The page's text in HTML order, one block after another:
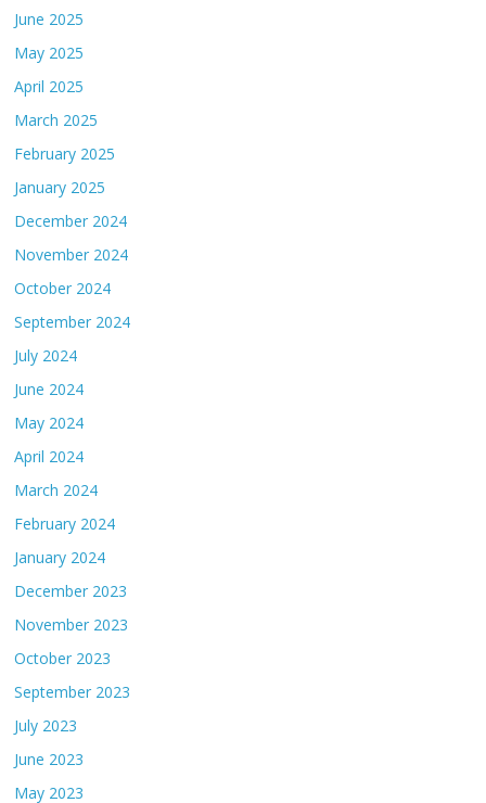
June 2025
May 2025
April 2025
March 2025
February 2025
January 2025
December 2024
November 2024
October 2024
September 2024
July 2024
June 2024
May 2024
April 2024
March 2024
February 2024
January 2024
December 2023
November 2023
October 2023
September 2023
July 2023
June 2023
May 2023